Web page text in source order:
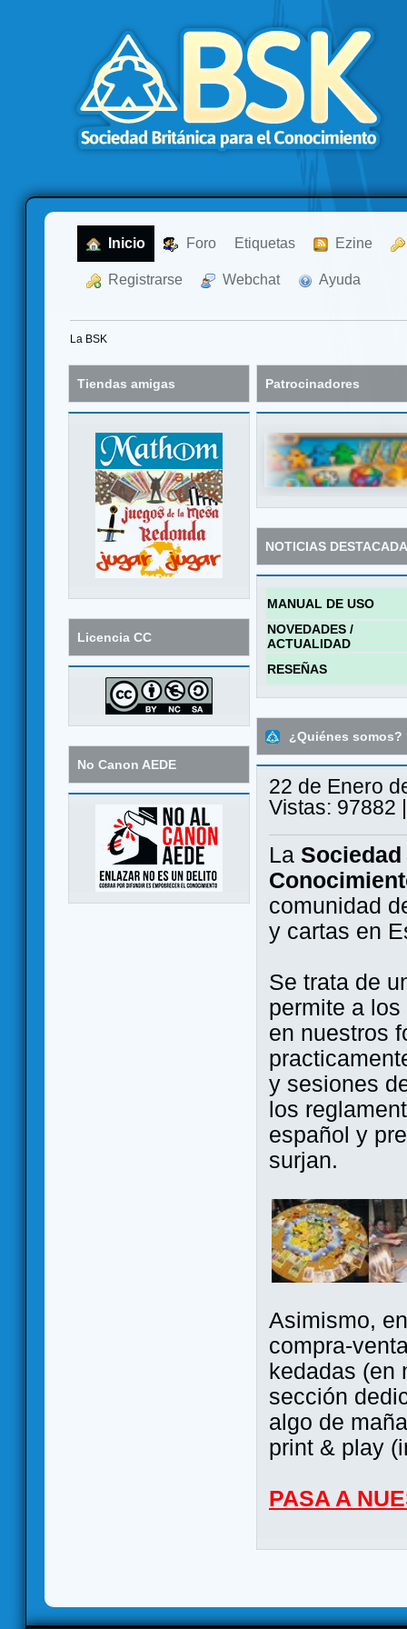
Inicio Foro Etiquetas Ezine
Registrarse Webchat Ayuda
La BSK
Tiendas amigas
Licencia CC
No Canon AEDE
Patrocinadores
NOTICIAS
MANUAL DE USO
NOVEDADES /
ACTUALIDAD
RESEÑAS
¿Quiénes somos?
22 de Enero
Vistas: 97882
La
comunidad
y cartas en
Se trata de
permite a
en nuestros
y sesiones
los
español y
surjan.
Asimismo,
compra-
kedadas (en
sección
algo de
print & play
PASA A